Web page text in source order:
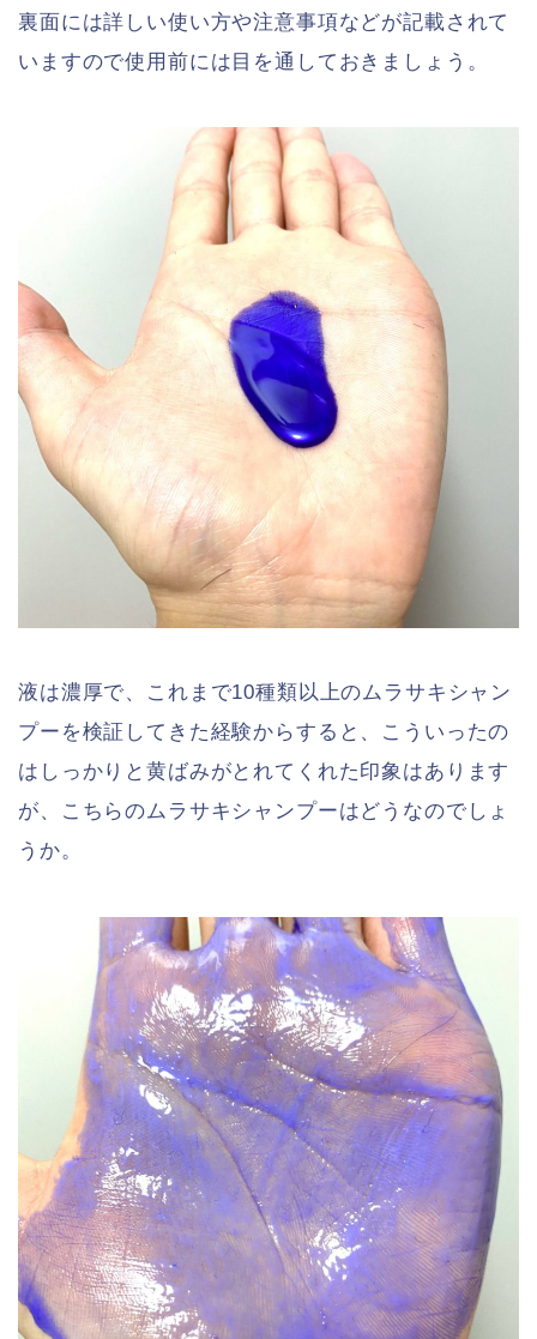
裏面には詳しい使い方や注意事項などが記載されて
いますので使用前には目を通しておきましょう。
液は濃厚で、これまで10種類以上のムラサキシャン
プーを検証してきた経験からすると、こういったの
はしっかりと黄ばみがとれてくれた印象はあります
が、こちらのムラサキシャンプーはどうなのでしょ
うか。